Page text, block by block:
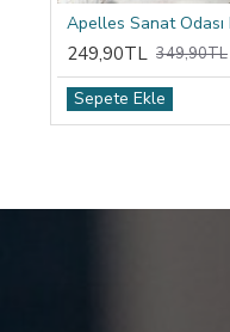
249,90TL 349,90TL
Sepete Ekle